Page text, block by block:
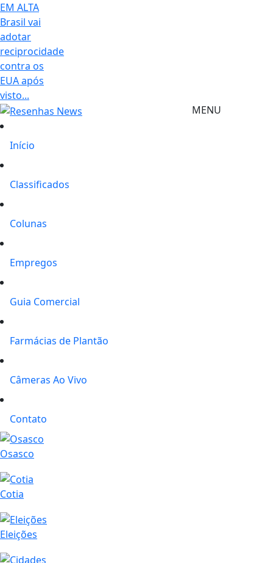
EM ALTA
Brasil vai
adotar
reciprocidade
contra os
EUA após
visto...
MENU
Início
Classificados
Colunas
Empregos
Guia Comercial
Farmácias de Plantão
Câmeras Ao Vivo
Contato
Osasco
Cotia
Eleições